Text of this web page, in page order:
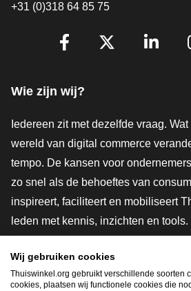
+31 (0)318 64 85 75
Volg je ons al?
Wie zijn wij?
Iedereen zit met dezelfde vraag.
wereld van digital commerce
tempo. De kansen voor
zo snel als de behoeftes van
inspireert, faciliteert en mobiliseert
leden met kennis, inzichten en
innovatievere toekomst. Dus groei
shoppen slimmer.
Wij gebruiken cookies
Thuiswinkel.org gebruikt verschillende soorten
cookies, plaatsen wij functionele cookies die